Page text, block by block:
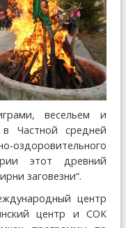
весельем и
Частной средней
оздоровительного
этот древний
заговезни“.
центр
центр и СОК